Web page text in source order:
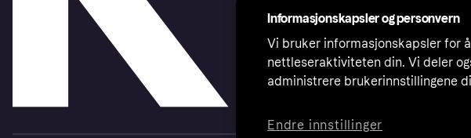
Informasjonskapsler og personvern
Vi bruker informasjonskapsler for
nettleseraktiviteten din. Vi deler
administrere brukerinnstillingene
Endre innstillinger